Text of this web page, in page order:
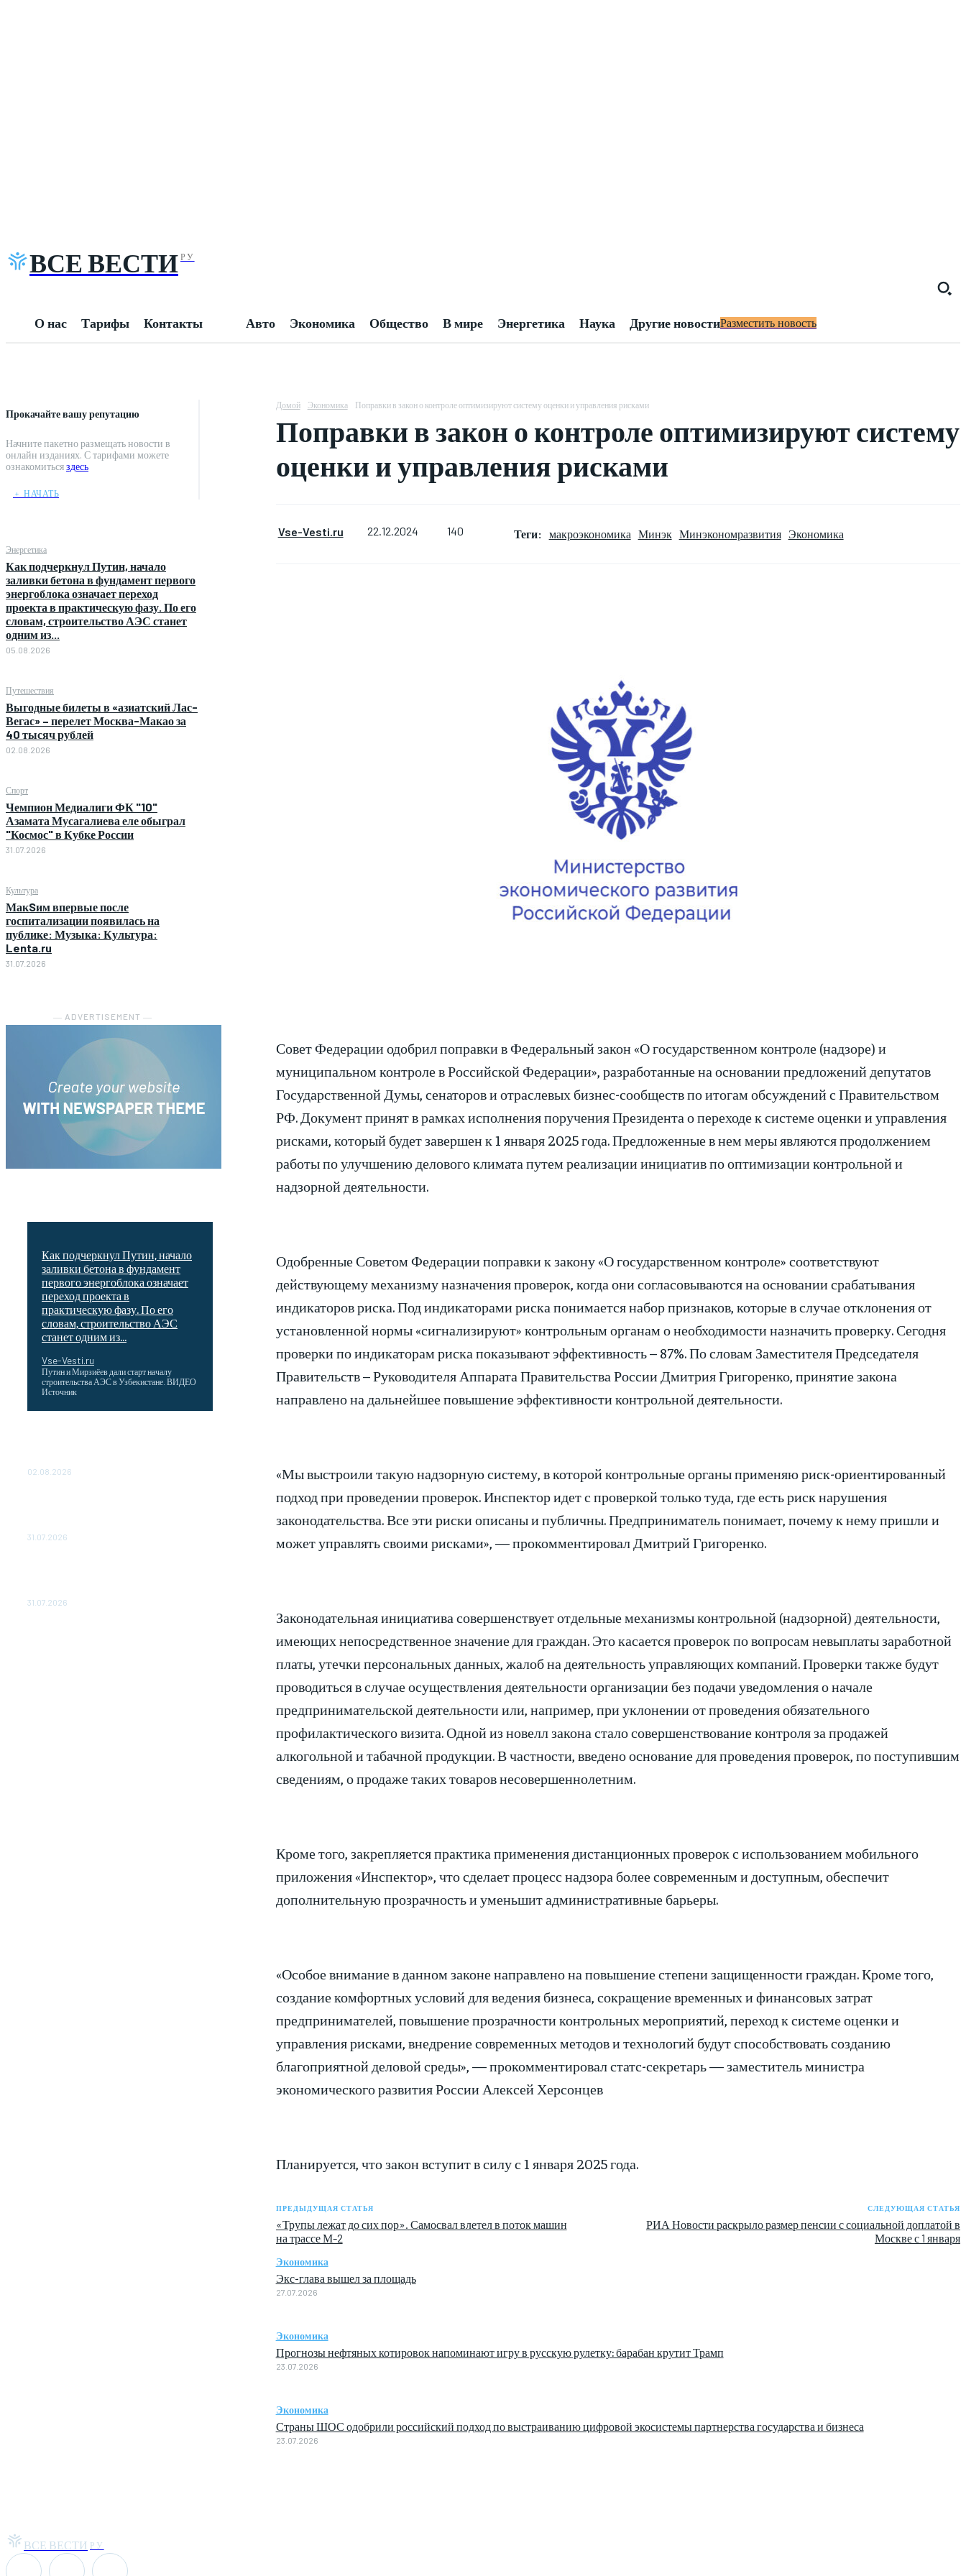
ВСЕ ВЕСТИ РУ
О нас Тарифы Контакты Авто Экономика Общество В мире Энергетика Наука Другие новостиРазместить новость
Прокачайте вашу репутацию
Начните пакетно размещать новости в
онлайн изданиях. С тарифами можете
ознакомитьсяздесь
﹢ НАЧАТЬ
Энергетика
Как подчеркнул Путин, начало
заливки бетона в фундамент первого
энергоблока означает переход
проекта в практическую фазу. По его
словам, строительство АЭС станет
одним из...
05.08.2026
Путешествия
Выгодные билеты в «азиатский Лас-
Вегас» – перелет Москва-Макао за
40 тысяч рублей
02.08.2026
Спорт
Чемпион Медиалиги ФК "10"
Азамата Мусагалиева еле обыграл
"Космос" в Кубке России
31.07.2026
Культура
МакSим впервые после
госпитализации появилась на
публике: Музыка: Культура:
Lenta.ru
31.07.2026
― ADVERTISEMENT ―
Как подчеркнул Путин, начало
заливки бетона в фундамент
первого энергоблока означает
переход проекта в
практическую фазу. По его
словам, строительство АЭС
станет одним из...
Vse-Vesti.ru
Путин и Мирзиёев дали старт началу
строительства АЭС в Узбекистане. ВИДЕО
Источник
02.08.2026
31.07.2026
31.07.2026
Домой Экономика Поправки в закон о контроле оптимизируют систему оценки и управления рисками
Поправки в закон о контроле оптимизируют систему
оценки и управления рисками
Vse-Vesti.ru 22.12.2024 140 Теги: макроэкономика Минэк Минэкономразвития Экономика
Совет Федерации одобрил поправки в Федеральный закон «О государственном контроле (надзоре) и
муниципальном контроле в Российской Федерации», разработанные на основании предложений депутатов
Государственной Думы, сенаторов и отраслевых бизнес-сообществ по итогам обсуждений с Правительством
РФ. Документ принят в рамках исполнения поручения Президента о переходе к системе оценки и управления
рисками, который будет завершен к 1 января 2025 года. Предложенные в нем меры являются продолжением
работы по улучшению делового климата путем реализации инициатив по оптимизации контрольной и
надзорной деятельности.
Одобренные Советом Федерации поправки к закону «О государственном контроле» соответствуют
действующему механизму назначения проверок, когда они согласовываются на основании срабатывания
индикаторов риска. Под индикаторами риска понимается набор признаков, которые в случае отклонения от
установленной нормы «сигнализируют» контрольным органам о необходимости назначить проверку. Сегодня
проверки по индикаторам риска показывают эффективность – 87%. По словам Заместителя Председателя
Правительств – Руководителя Аппарата Правительства России Дмитрия Григоренко, принятие закона
направлено на дальнейшее повышение эффективности контрольной деятельности.
«Мы выстроили такую надзорную систему, в которой контрольные органы применяю риск-ориентированный
подход при проведении проверок. Инспектор идет с проверкой только туда, где есть риск нарушения
законодательства. Все эти риски описаны и публичны. Предприниматель понимает, почему к нему пришли и
может управлять своими рисками», — прокомментировал Дмитрий Григоренко.
Законодательная инициатива совершенствует отдельные механизмы контрольной (надзорной) деятельности,
имеющих непосредственное значение для граждан. Это касается проверок по вопросам невыплаты заработной
платы, утечки персональных данных, жалоб на деятельность управляющих компаний. Проверки также будут
проводиться в случае осуществления деятельности организации без подачи уведомления о начале
предпринимательской деятельности или, например, при уклонении от проведения обязательного
профилактического визита. Одной из новелл закона стало совершенствование контроля за продажей
алкогольной и табачной продукции. В частности, введено основание для проведения проверок, по поступившим
сведениям, о продаже таких товаров несовершеннолетним.
Кроме того, закрепляется практика применения дистанционных проверок с использованием мобильного
приложения «Инспектор», что сделает процесс надзора более современным и доступным, обеспечит
дополнительную прозрачность и уменьшит административные барьеры.
«Особое внимание в данном законе направлено на повышение степени защищенности граждан. Кроме того,
создание комфортных условий для ведения бизнеса, сокращение временных и финансовых затрат
предпринимателей, повышение прозрачности контрольных мероприятий, переход к системе оценки и
управления рисками, внедрение современных методов и технологий будут способствовать созданию
благоприятной деловой среды», — прокомментировал статс-секретарь — заместитель министра
экономического развития России Алексей Херсонцев
Планируется, что закон вступит в силу с 1 января 2025 года.
ПРЕДЫДУЩАЯ СТАТЬЯ
«Трупы лежат до сих пор». Самосвал влетел в поток машин
на трассе М-2
СЛЕДУЮЩАЯ СТАТЬЯ
РИА Новости раскрыло размер пенсии с социальной доплатой в
Москве с 1 января
Экономика
Экс-глава вышел за площадь
27.07.2026
Экономика
Прогнозы нефтяных котировок напоминают игру в русскую рулетку: барабан крутит Трамп
23.07.2026
Экономика
Страны ШОС одобрили российский подход по выстраиванию цифровой экосистемы партнерства государства и бизнеса
23.07.2026
ВСЕ ВЕСТИ РУ